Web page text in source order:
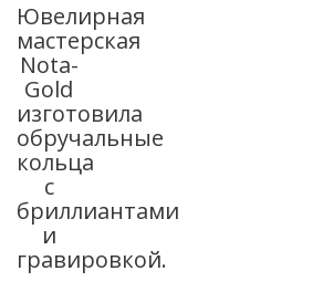
Ювелирная
мастерская
Nota-
Gold
изготовила
обручальные
кольца
с
бриллиантами
и
гравировкой.